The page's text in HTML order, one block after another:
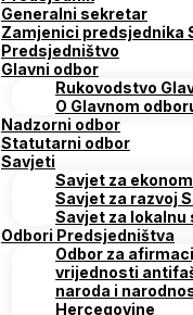
Generalni sekretar
Zamjenici predsjednika
Predsjedništvo
Glavni odbor
Rukovodstvo
O Glavnom
Nadzorni odbor
Statutarni odbor
Savjeti
Savjet za
Savjet za razvoj
Savjet za lokalnu
Odbori Predsjedništva
Odbor za
vrijednosti
naroda i
Hercegovine